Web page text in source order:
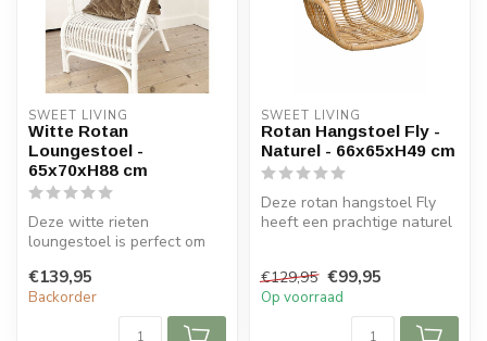
SWEET LIVING
Witte Rotan
Loungestoel -
65x70xH88 cm
Deze witte rieten
loungestoel is perfect om
komen. ...
€139,95
Backorder
SWEET LIVING
Rotan Hangstoel Fly -
Naturel - 66x65xH49 cm
Deze rotan hangstoel Fly
heeft een prachtige naturel
€129,95 €99,95
Op voorraad